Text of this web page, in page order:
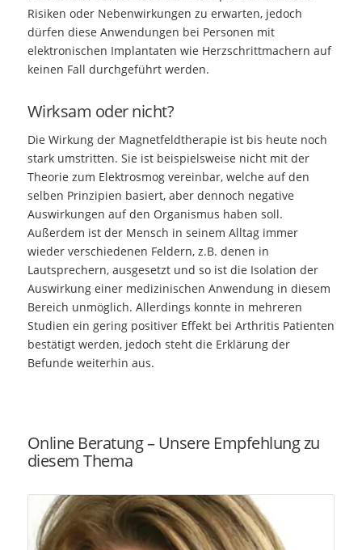
Risiken oder Nebenwirkungen zu erwarten, jedoch
dürfen diese Anwendungen bei Personen mit
elektronischen Implantaten wie Herzschrittmachern auf
keinen Fall durchgeführt werden.
Wirksam oder nicht?
Die Wirkung der Magnetfeldtherapie ist bis heute noch
stark umstritten. Sie ist beispielsweise nicht mit der
Theorie zum Elektrosmog vereinbar, welche auf den
selben Prinzipien basiert, aber dennoch negative
Auswirkungen auf den Organismus haben soll.
Außerdem ist der Mensch in seinem Alltag immer
wieder verschiedenen Feldern, z.B. denen in
Lautsprechern, ausgesetzt und so ist die Isolation der
Auswirkung einer medizinischen Anwendung in diesem
Bereich unmöglich. Allerdings konnte in mehreren
Studien ein gering positiver Effekt bei Arthritis Patienten
bestätigt werden, jedoch steht die Erklärung der
Befunde weiterhin aus.
Online Beratung – Unsere Empfehlung zu
diesem Thema